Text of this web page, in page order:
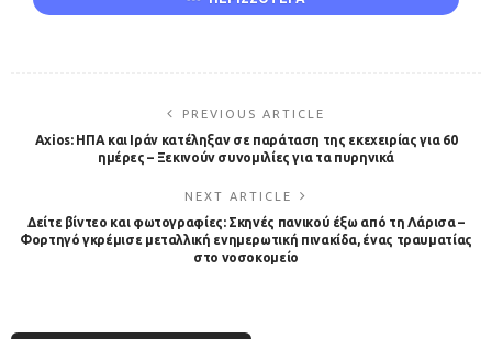
PREVIOUS ARTICLE
Axios: ΗΠΑ και Ιράν κατέληξαν σε παράταση της εκεχειρίας για 60
ημέρες – Ξεκινούν συνομιλίες για τα πυρηνικά
NEXT ARTICLE
Δείτε βίντεο και φωτογραφίες: Σκηνές πανικού έξω από τη Λάρισα –
Φορτηγό γκρέμισε μεταλλική ενημερωτική πινακίδα, ένας τραυματίας
στο νοσοκομείο